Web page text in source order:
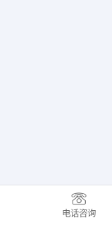
电话咨询